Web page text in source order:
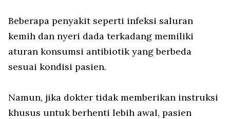
Beberapa penyakit seperti infeksi saluran
kemih dan nyeri dada terkadang memiliki
aturan konsumsi antibiotik yang berbeda
sesuai kondisi pasien.
Namun, jika dokter tidak memberikan instruksi
khusus untuk berhenti lebih awal, pasien